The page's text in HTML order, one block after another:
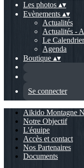
Les photos ▴▾
Evènements ▴▾
Actualités
Actualités -
Le
Agenda
Boutique ▴▾
Se connecter
Aïkido Montagne
Notre Objectif
L'équipe
Accès et contact
Nos Partenaires
Documents